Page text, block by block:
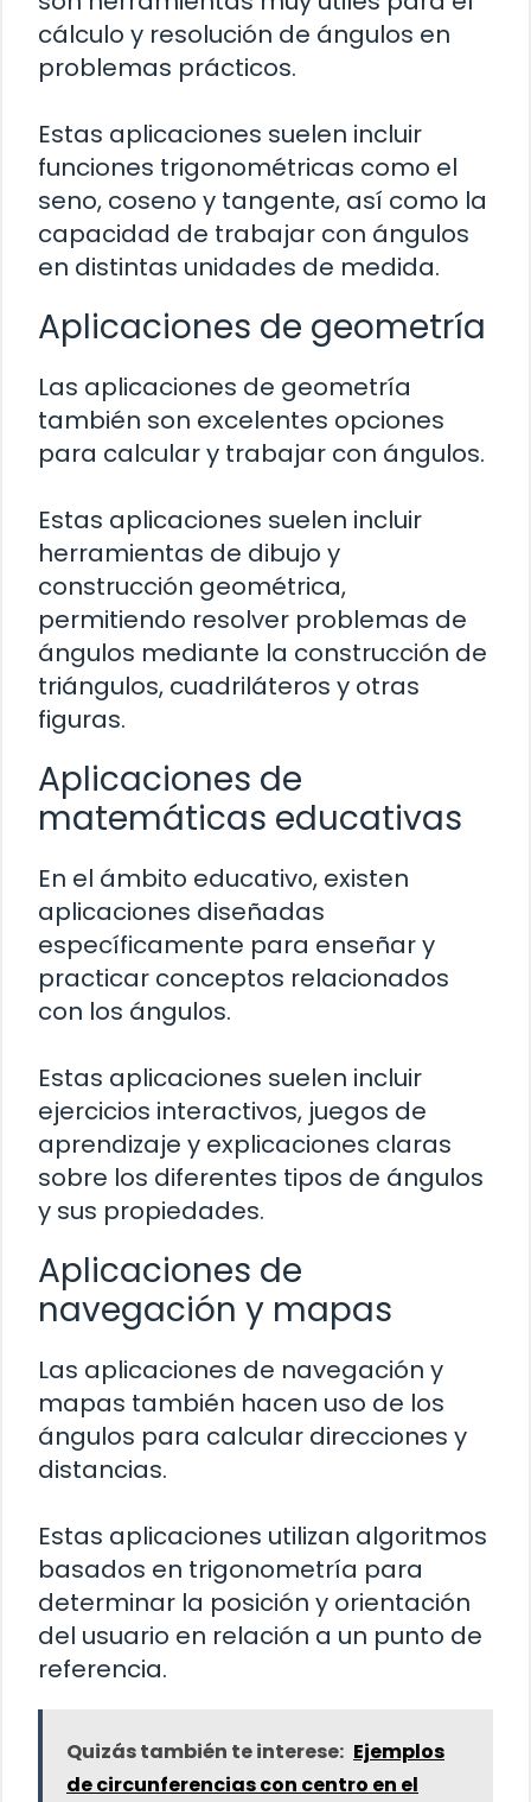
cálculo y resolución de ángulos en
problemas prácticos.
Estas aplicaciones suelen incluir
funciones trigonométricas como el
seno, coseno y tangente, así como la
capacidad de trabajar con ángulos
en distintas unidades de medida.
Aplicaciones de geometría
Las aplicaciones de geometría
también son excelentes opciones
para calcular y trabajar con ángulos.
Estas aplicaciones suelen incluir
herramientas de dibujo y
construcción geométrica,
permitiendo resolver problemas de
ángulos mediante la construcción de
triángulos, cuadriláteros y otras
figuras.
Aplicaciones de
matemáticas educativas
En el ámbito educativo, existen
aplicaciones diseñadas
específicamente para enseñar y
practicar conceptos relacionados
con los ángulos.
Estas aplicaciones suelen incluir
ejercicios interactivos, juegos de
aprendizaje y explicaciones claras
sobre los diferentes tipos de ángulos
y sus propiedades.
Aplicaciones de
navegación y mapas
Las aplicaciones de navegación y
mapas también hacen uso de los
ángulos para calcular direcciones y
distancias.
Estas aplicaciones utilizan algoritmos
basados en trigonometría para
determinar la posición y orientación
del usuario en relación a un punto de
referencia.
Quizás también te interese: Ejemplos
de circunferencias con centro en el